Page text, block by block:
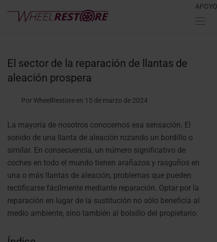
APOYO
El sector de la reparación de llantas de
aleación prospera
Por WheelRestore en 15 de marzo de 2024
La mayoría de nosotros conocemos esa sensación. El
sonido de una llanta de aleación rozando un bordillo o
similar. En consecuencia, un número significativo de
coches en todo el mundo tienen arañazos y rasguños en
una o más llantas de aleación, problemas que pueden
rectificarse fácilmente mediante reparación. Optar por la
reparación en lugar de la sustitución no sólo beneficia al
medio ambiente, sino también al bolsillo del propietario.